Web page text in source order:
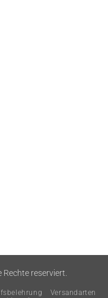
Rechte reserviert.
Versandarten